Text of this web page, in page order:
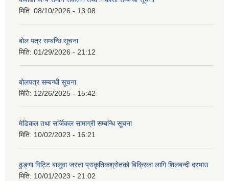
मिति: 08/10/2026 - 13:08
बोल पत्र सम्बन्धि सूचना
मिति: 01/29/2026 - 21:12
बोलपत्र सम्बन्धी सूचना
मिति: 12/26/2025 - 15:42
मेडिकल तथा सर्जिकल सामाग्री सम्बन्धि सूचना
मिति: 10/02/2023 - 16:21
ढुङ्गा गिट्टि बालुवा जस्ता प्राकृतिकश्रोतको बिक्रिका लागि शिलबन्दी दरभाउ
मिति: 10/01/2023 - 21:02